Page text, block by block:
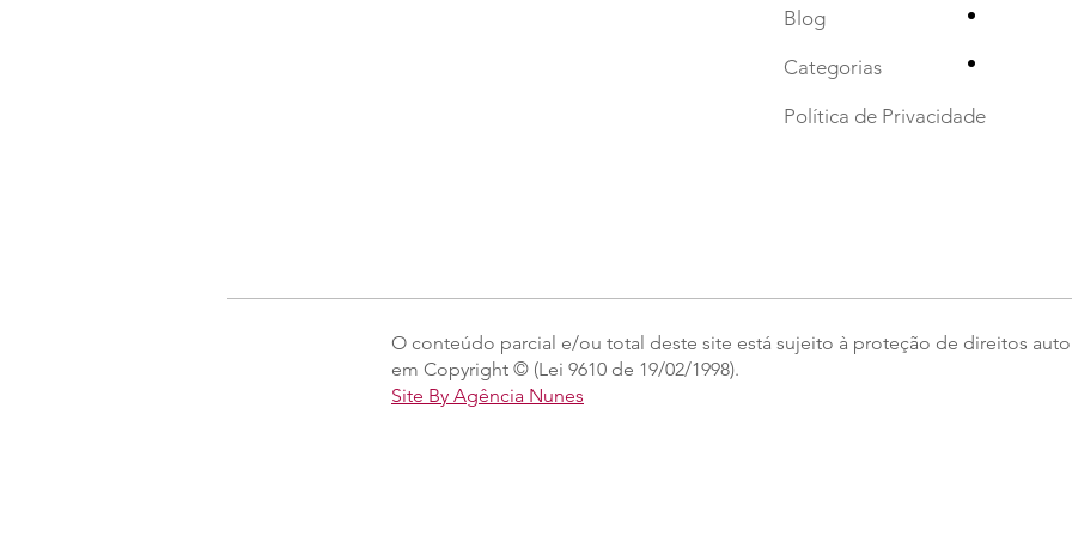
Blog
Categorias
Política de Privacidade
•
•
O conteúdo parcial e/ou total deste site está sujeito à proteção de direitos
em Copyright © (Lei 9610 de 19/02/1998).
Site By Agência Nunes